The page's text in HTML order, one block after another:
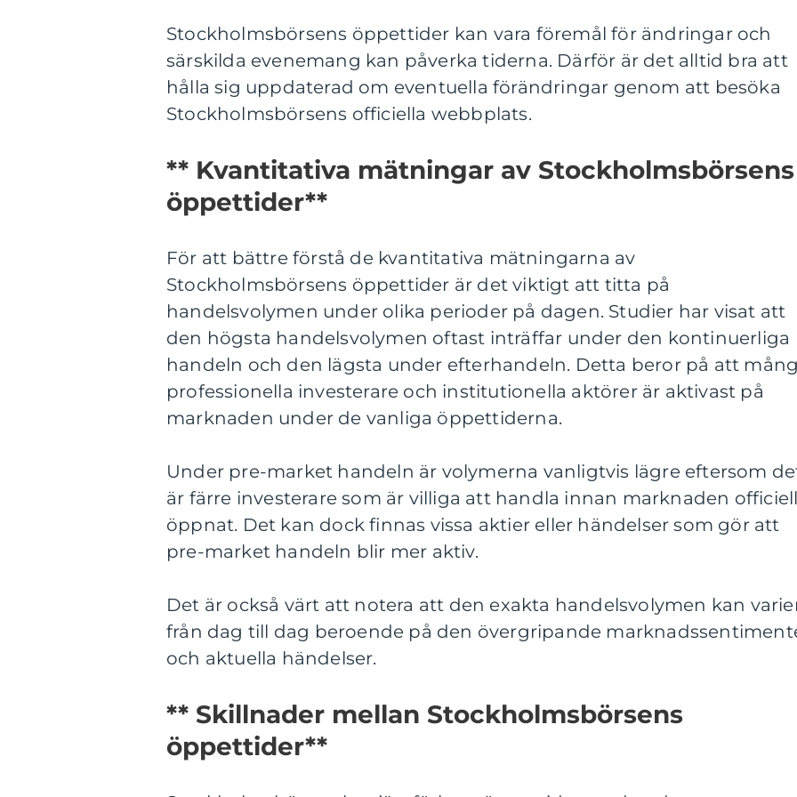
Stockholmsbörsens öppettider kan vara föremål för ändringar och
särskilda evenemang kan påverka tiderna. Därför är det alltid bra att
hålla sig uppdaterad om eventuella förändringar genom att besöka
Stockholmsbörsens officiella webbplats.
** Kvantitativa mätningar av Stockholmsbörsens
öppettider**
För att bättre förstå de kvantitativa mätningarna av
Stockholmsbörsens öppettider är det viktigt att titta på
handelsvolymen under olika perioder på dagen. Studier har visat att
den högsta handelsvolymen oftast inträffar under den kontinuerliga
handeln och den lägsta under efterhandeln. Detta beror på att
professionella investerare och institutionella aktörer är aktivast på
marknaden under de vanliga öppettiderna.
Under pre-market handeln är volymerna vanligtvis lägre eftersom
är färre investerare som är villiga att handla innan marknaden
öppnat. Det kan dock finnas vissa aktier eller händelser som gör att
pre-market handeln blir mer aktiv.
Det är också värt att notera att den exakta handelsvolymen kan
från dag till dag beroende på den övergripande
och aktuella händelser.
** Skillnader mellan Stockholmsbörsens
öppettider**